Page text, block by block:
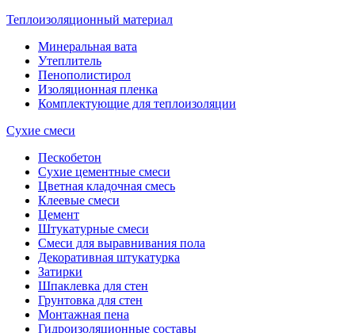
Теплоизоляционный материал
Минеральная вата
Утеплитель
Пенополистирол
Изоляционная пленка
Комплектующие для теплоизоляции
Сухие смеси
Пескобетон
Сухие цементные смеси
Цветная кладочная смесь
Клеевые смеси
Цемент
Штукатурные смеси
Смеси для выравнивания пола
Декоративная штукатурка
Затирки
Шпаклевка для стен
Грунтовка для стен
Монтажная пена
Гидроизоляционные составы